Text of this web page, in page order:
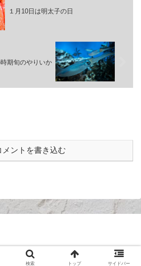
１月10日は明太子の日
時期旬のやりいか
メントを書き込む
ぷわもんのブログ.
検索 トップ サイドバー